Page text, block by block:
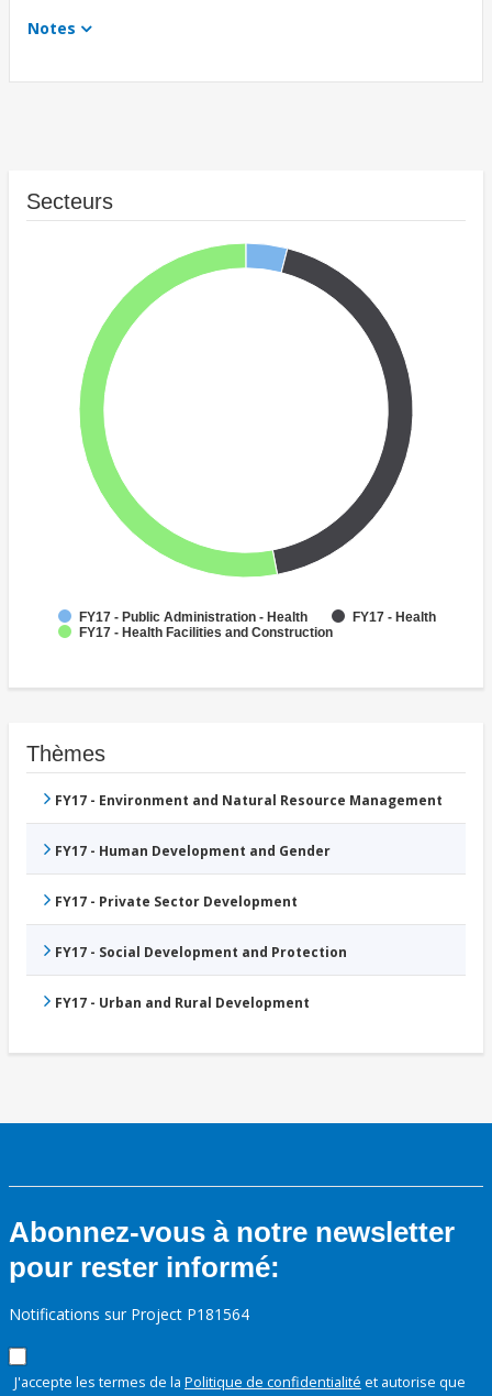
Notes
Secteurs
FY17 - Public Administration - Health
FY17 - Health
FY17 - Health Facilities and Construction
Thèmes
FY17 - Environment and Natural Resource Management
FY17 - Human Development and Gender
FY17 - Private Sector Development
FY17 - Social Development and Protection
FY17 - Urban and Rural Development
Abonnez-vous à notre newsletter
pour rester informé:
Notifications sur Project P181564
J'accepte les termes de la Politique de confidentialité et autorise que